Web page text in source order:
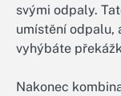
svými odpaly.
umístění odpalu,
vyhýbáte
Nakonec